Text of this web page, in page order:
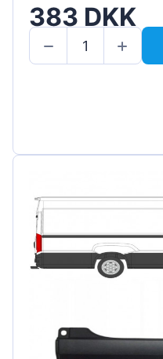
383 DKK